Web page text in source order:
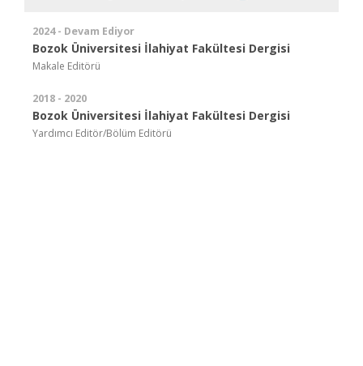
2024 - Devam Ediyor
Bozok Üniversitesi İlahiyat Fakültesi Dergisi
Makale Editörü
2018 - 2020
Bozok Üniversitesi İlahiyat Fakültesi Dergisi
Yardımcı Editör/Bölüm Editörü